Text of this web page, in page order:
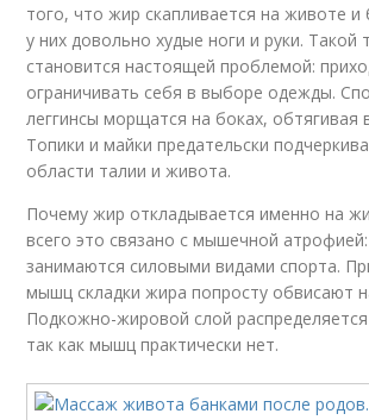
того, что жир скапливается на животе и
у них довольно худые ноги и руки. Такой
становится настоящей проблемой:
ограничивать себя в выборе одежды.
леггинсы морщатся на боках, обтягивая
Топики и майки предательски
области талии и живота.
Почему жир откладывается именно на
всего это связано с мышечной
занимаются силовыми видами спорта.
мышц складки жира попросту обвисают
Подкожно-жировой слой
так как мышц практически нет.